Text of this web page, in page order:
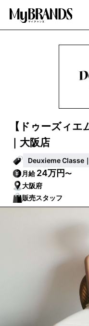
【ドゥーズィ
｜大阪店
Deuxieme Classe
月給24万円〜
大阪府
販売スタッフ